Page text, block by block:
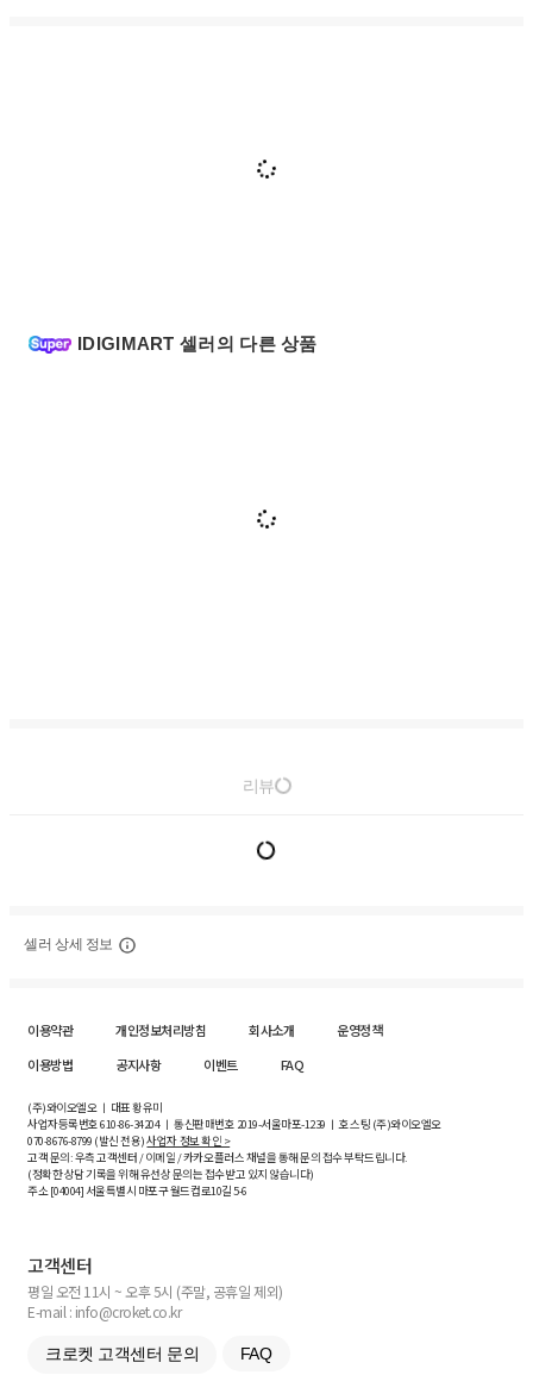
IDIGIMART 셀러의 다른 상품
리뷰
셀러 상세 정보
이용약관 개인정보처리방침 회사소개
운영정책
이용방법
공지사항 이벤트 FAQ
(주)와이오엘오 ㅣ 대표 황유미
사업자등록번호610-86-34204ㅣ 통신판매번호 2019-서울마포-1239 ㅣ 호스팅 (주)와이오엘오
070-8676-8799 (발신 전용)사업자 정보 확인 >
고객 문의: 우측 고객센터 / 이메일 / 카카오플러스 채널을 통해 문의 접수 부탁드립니다.
(정확한 상담 기록을 위해 유선상 문의는 접수받고 있지 않습니다)
주소 [04004] 서울특별시 마포구 월드컵로10길5-6
고객센터
평일 오전 11시 ~ 오후 5시 (주말, 공휴일 제외)
E-mail : info@croket.co.kr
크로켓 고객센터 문의 FAQ